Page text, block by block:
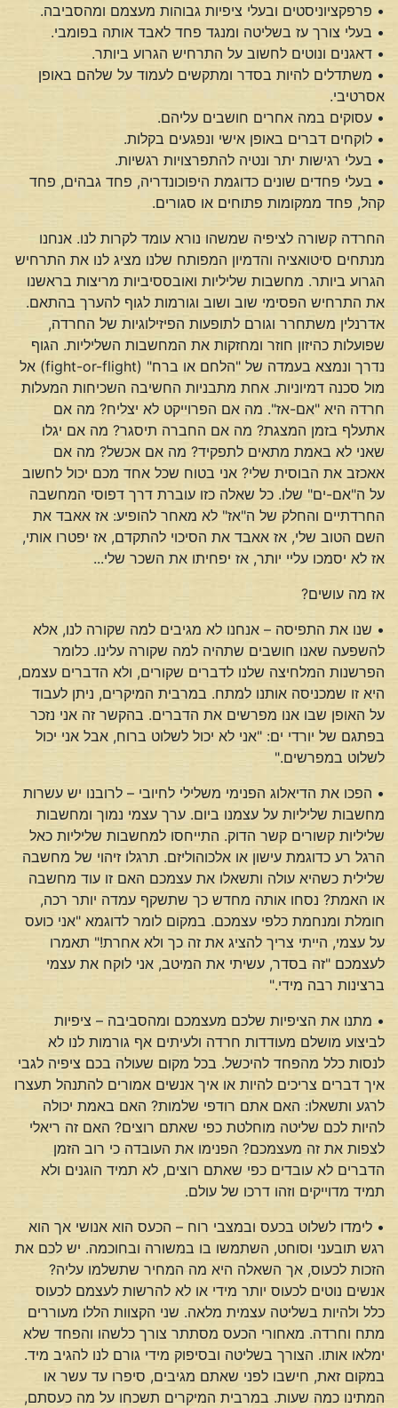
• פרפקציוניסטים ובעלי ציפיות גבוהות מעצמם ומהסביבה.
• בעלי צורך עז בשליטה ומנגד פחד לאבד אותה בפומבי.
• דאגנים ונוטים לחשוב על התרחיש הגרוע ביותר.
• משתדלים להיות בסדר ומתקשים לעמוד על שלהם באופן
אסרטיבי.
• עסוקים במה אחרים חושבים עליהם.
• לוקחים דברים באופן אישי ונפגעים בקלות.
• בעלי רגישות יתר ונטיה להתפרצויות רגשיות.
• בעלי פחדים שונים כדוגמת היפוכונדריה, פחד גבהים, פחד
קהל, פחד ממקומות פתוחים או סגורים.
החרדה קשורה לציפיה שמשהו נורא עומד לקרות לנו. אנחנו
מנתחים סיטואציה והדמיון המפותח שלנו מציג לנו את התרחיש
הגרוע ביותר. מחשבות שליליות ואובססיביות מריצות בראשנו
את התרחיש הפסימי שוב ושוב וגורמות לגוף להערך בהתאם.
אדרנלין משתחרר וגורם לתופעות הפיזילוגיות של החרדה,
שפועלות כהיזון חוזר ומחזקות את המחשבות השליליות. הגוף
נדרך ונמצא בעמדה של "הלחם או ברח" (fight-or-flight) אל
מול סכנה דמיוניות. אחת מתבניות החשיבה השכיחות המעלות
חרדה היא "אם-אז". מה אם הפרוייקט לא יצליח? מה אם
אתעלף בזמן המצגת? מה אם החברה תיסגר? מה אם יגלו
שאני לא באמת מתאים לתפקיד? מה אם אכשל? מה אם
אאכזב את הבוסית שלי? אני בטוח שכל אחד מכם יכול לחשוב
על ה"אם-ים" שלו. כל שאלה כזו עוברת דרך דפוסי המחשבה
החרדתיים והחלק של ה"אז" לא מאחר להופיע: אז אאבד את
השם הטוב שלי, אז אאבד את הסיכוי להתקדם, אז יפטרו אותי,
אז לא יסמכו עליי יותר, אז יפחיתו את השכר שלי...
אז מה עושים?
• שנו את התפיסה – אנחנו לא מגיבים למה שקורה לנו, אלא
להשפעה שאנו חושבים שתהיה למה שקורה עלינו. כלומר
הפרשנות המלחיצה שלנו לדברים שקורים, ולא הדברים עצמם,
היא זו שמכניסה אותנו למתח. במרבית המיקרים, ניתן לעבוד
על האופן שבו אנו מפרשים את הדברים. בהקשר זה אני נזכר
בפתגם של יורדי ים: "אני לא יכול לשלוט ברוח, אבל אני יכול
לשלוט במפרשים."
• הפכו את הדיאלוג הפנימי משלילי לחיובי – לרובנו יש עשרות
מחשבות שליליות על עצמנו ביום. ערך עצמי נמוך ומחשבות
שליליות קשורים קשר הדוק. התייחסו למחשבות שליליות כאל
הרגל רע כדוגמת עישון או אלכוהוליזם. תרגלו זיהוי של מחשבה
שלילית כשהיא עולה ותשאלו את עצמכם האם זו עוד מחשבה
או האמת? נסחו אותה מחדש כך שתשקף עמדה יותר רכה,
חומלת ומנחמת כלפי עצמכם. במקום לומר לדוגמא "אני כועס
על עצמי, הייתי צריך להציג את זה כך ולא אחרת!" תאמרו
לעצמכם "זה בסדר, עשיתי את המיטב, אני לוקח את עצמי
ברצינות רבה מידי."
• מתנו את הציפיות שלכם מעצמכם ומהסביבה – ציפיות
לביצוע מושלם מעודדות חרדה ולעיתים אף גורמות לנו לא
לנסות כלל מהפחד להיכשל. בכל מקום שעולה בכם ציפיה לגבי
איך דברים צריכים להיות או איך אנשים אמורים להתנהל תעצרו
לרגע ותשאלו: האם אתם רודפי שלמות? האם באמת יכולה
להיות לכם שליטה מוחלטת כפי שאתם רוצים? האם זה ריאלי
לצפות את זה מעצמכם? הפנימו את העובדה כי רוב הזמן
הדברים לא עובדים כפי שאתם רוצים, לא תמיד הוגנים ולא
תמיד מדוייקים וזהו דרכו של עולם.
• לימדו לשלוט בכעס ובמצבי רוח – הכעס הוא אנושי אך הוא
רגש תובעני וסוחט, השתמשו בו במשורה ובחוכמה. יש לכם את
הזכות לכעוס, אך השאלה היא מה המחיר שתשלמו עליה?
אנשים נוטים לכעוס יותר מידי או לא להרשות לעצמם לכעוס
כלל ולהיות בשליטה עצמית מלאה. שני הקצוות הללו מעוררים
מתח וחרדה. מאחורי הכעס מסתתר צורך כלשהו והפחד שלא
ימלאו אותו. הצורך בשליטה ובסיפוק מידי גורם לנו להגיב מיד.
במקום זאת, חישבו לפני שאתם מגיבים, סיפרו עד עשר או
המתינו כמה שעות. במרבית המיקרים תשכחו על מה כעסתם,